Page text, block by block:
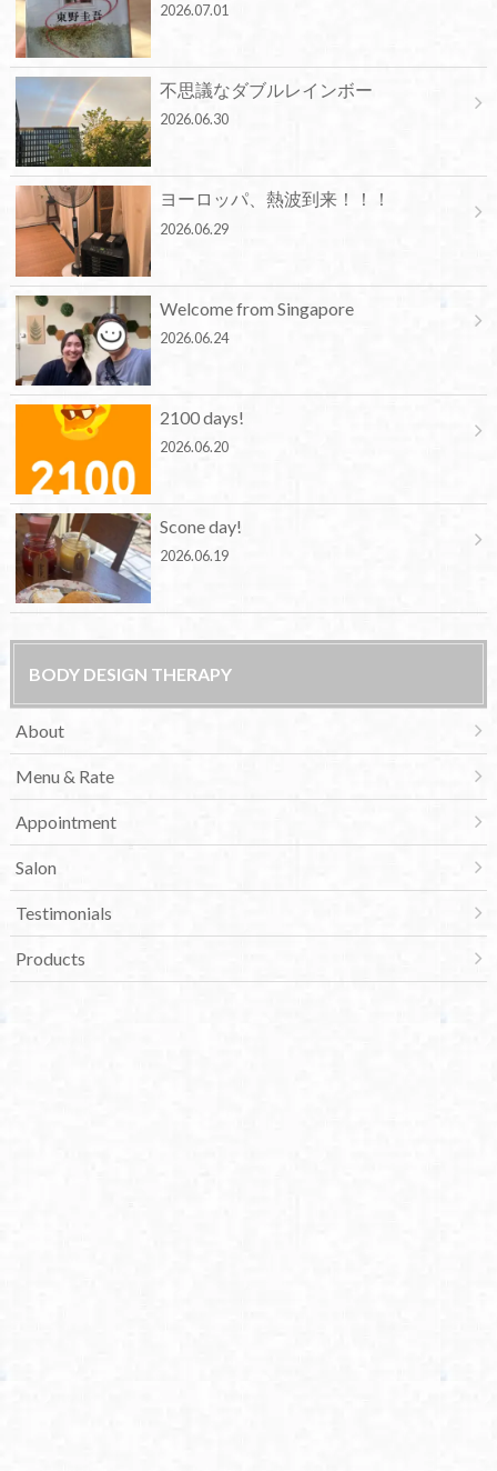
2026.07.01
不思議なダブルレインボー
2026.06.30
ヨーロッパ、熱波到来！！！
2026.06.29
Welcome from Singapore
2026.06.24
2100 days!
2026.06.20
Scone day!
2026.06.19
BODY DESIGN THERAPY
About
Menu & Rate
Appointment
Salon
Testimonials
Products